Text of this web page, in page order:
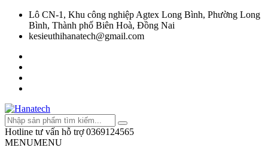
Lô CN-1, Khu công nghiệp Agtex Long Bình, Phường Long
Bình, Thành phố Biên Hoà, Đồng Nai
kesieuthihanatech@gmail.com
Hotline tư vấn hỗ trợ 0369124565
MENUMENU